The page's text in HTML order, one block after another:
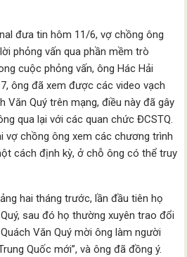
đưa tin hôm 11/6, vợ chồng ông
phỏng vấn qua phần mềm trò
cuộc phỏng vấn, ông Hác Hải
ông đã xem được các video vạch
Văn Quý trên mạng, điều này đã gây
qua lại với các quan chức ĐCSTQ.
vợ chồng ông xem các chương trình
cách định kỳ, ở chỗ ông có thể truy
hai tháng trước, lần đầu tiên họ
sau đó họ thường xuyên trao đổi
Văn Quý mời ông làm người
Quốc mới”, và ông đã đồng ý.